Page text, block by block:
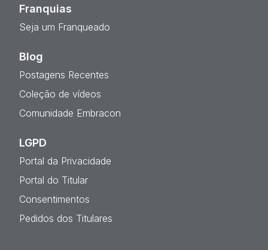
Franquias
Seja um Franqueado
Blog
Postagens Recentes
Coleção de vídeos
Comunidade Embracon
LGPD
Portal da Privacidade
Portal do Titular
Consentimentos
Pedidos dos Titulares